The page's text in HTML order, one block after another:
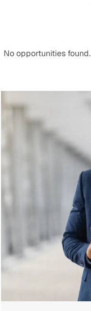
No opportunities found.